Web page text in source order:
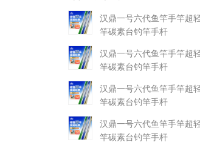
汉鼎一号六代鱼竿手竿超
竿碳素台钓竿手杆
汉鼎一号六代鱼竿手竿超
竿碳素台钓竿手杆
汉鼎一号六代鱼竿手竿超
竿碳素台钓竿手杆
汉鼎一号六代鱼竿手竿超
竿碳素台钓竿手杆